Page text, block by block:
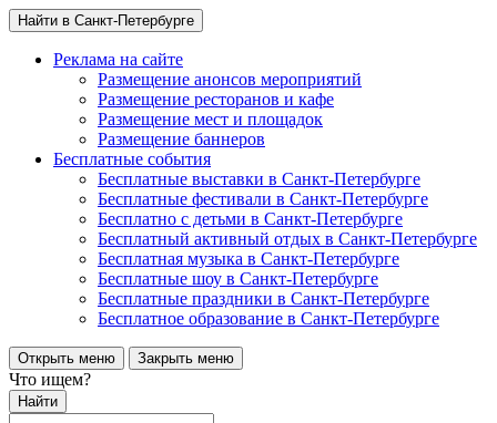
Найти в Санкт-Петербурге
Реклама на сайте
Размещение анонсов мероприятий
Размещение ресторанов и кафе
Размещение мест и площадок
Размещение баннеров
Бесплатные события
Бесплатные выставки в Санкт-Петербурге
Бесплатные фестивали в Санкт-Петербурге
Бесплатно с детьми в Санкт-Петербурге
Бесплатный активный отдых в Санкт-Петербурге
Бесплатная музыка в Санкт-Петербурге
Бесплатные шоу в Санкт-Петербурге
Бесплатные праздники в Санкт-Петербурге
Бесплатное образование в Санкт-Петербурге
Открыть меню Закрыть меню
Что ищем?
Найти